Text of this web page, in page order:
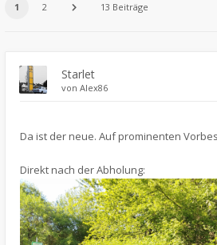
1 2 13 Beiträge
Starlet
von Alex86
Da ist der neue. Auf prominenten
Direkt nach der Abholung: